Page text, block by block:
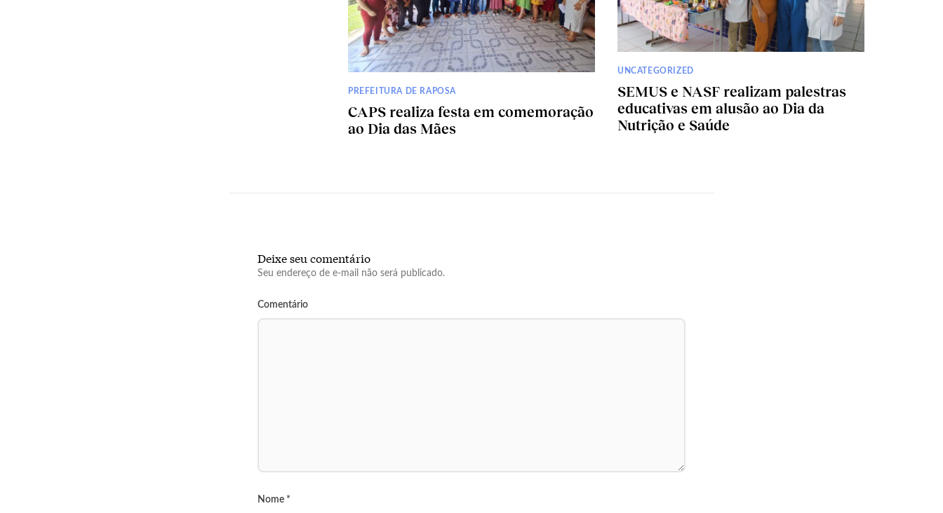
PREFEITURA DE RAPOSA
CAPS realiza festa em comemoração
ao Dia das Mães
UNCATEGORIZED
SEMUS e NASF realizam palestras
educativas em alusão ao Dia da
Nutrição e Saúde
Deixe seu comentário
Seu endereço de e-mail não será publicado.
Comentário
Nome *